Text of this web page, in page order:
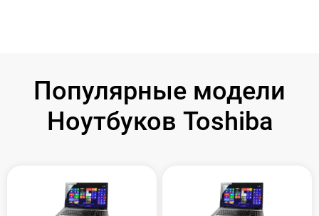
Популярные модели
Ноутбуков Toshiba